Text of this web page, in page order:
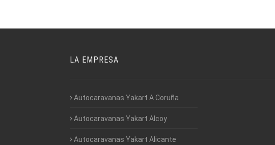
LA EMPRESA
Autocaravanas Yakart A Coruña
Autocaravanas Yakart Alcoy
Autocaravanas Yakart Alicante